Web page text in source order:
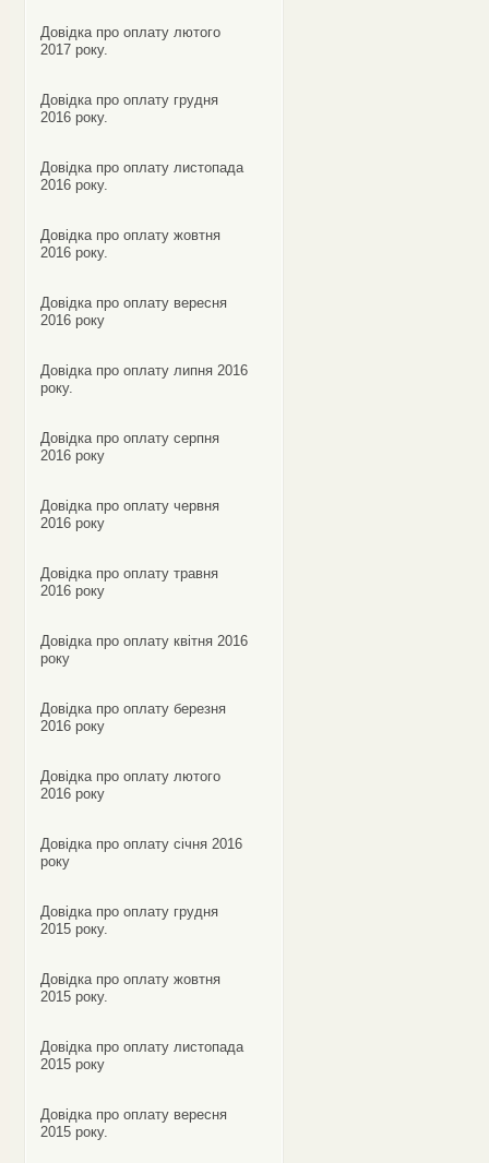
Довідка про оплату лютого
2017 року.
Довідка про оплату грудня
2016 року.
Довідка про оплату листопада
2016 року.
Довідка про оплату жовтня
2016 року.
Довідка про оплату вересня
2016 року
Довідка про оплату липня 2016
року.
Довідка про оплату серпня
2016 року
Довідка про оплату червня
2016 року
Довідка про оплату травня
2016 року
Довідка про оплату квітня 2016
року
Довідка про оплату березня
2016 року
Довідка про оплату лютого
2016 року
Довідка про оплату січня 2016
року
Довідка про оплату грудня
2015 року.
Довідка про оплату жовтня
2015 року.
Довідка про оплату листопада
2015 року
Довідка про оплату вересня
2015 року.